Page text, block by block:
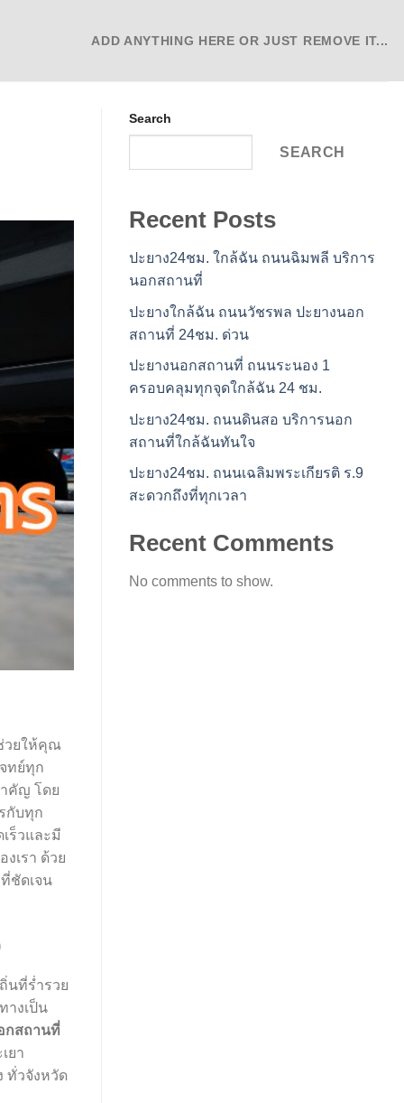
ADD ANYTHING HERE OR JUST REMOVE IT...
วยให้คุณ
ทย์ทุก
ำคัญ โดย
กับทุก
ร็วและมี
เรา ด้วย
ชัดเจน
นที่ร่ำรวย
างเป็น
กสถานที่
ยา
ทั่วจังหวัด
Search
SEARCH
Recent Posts
ปะยาง24ชม. ใกล้ฉัน ถนนฉิมพลี บริการ
นอกสถานที่
ปะยางใกล้ฉัน ถนนวัชรพล ปะยางนอก
สถานที่ 24ชม. ด่วน
ปะยางนอกสถานที่ ถนนระนอง 1
ครอบคลุมทุกจุดใกล้ฉัน 24 ชม.
ปะยาง24ชม. ถนนดินสอ บริการนอก
สถานที่ใกล้ฉันทันใจ
ปะยาง24ชม. ถนนเฉลิมพระเกียรติ ร.9
สะดวกถึงที่ทุกเวลา
Recent Comments
No comments to show.